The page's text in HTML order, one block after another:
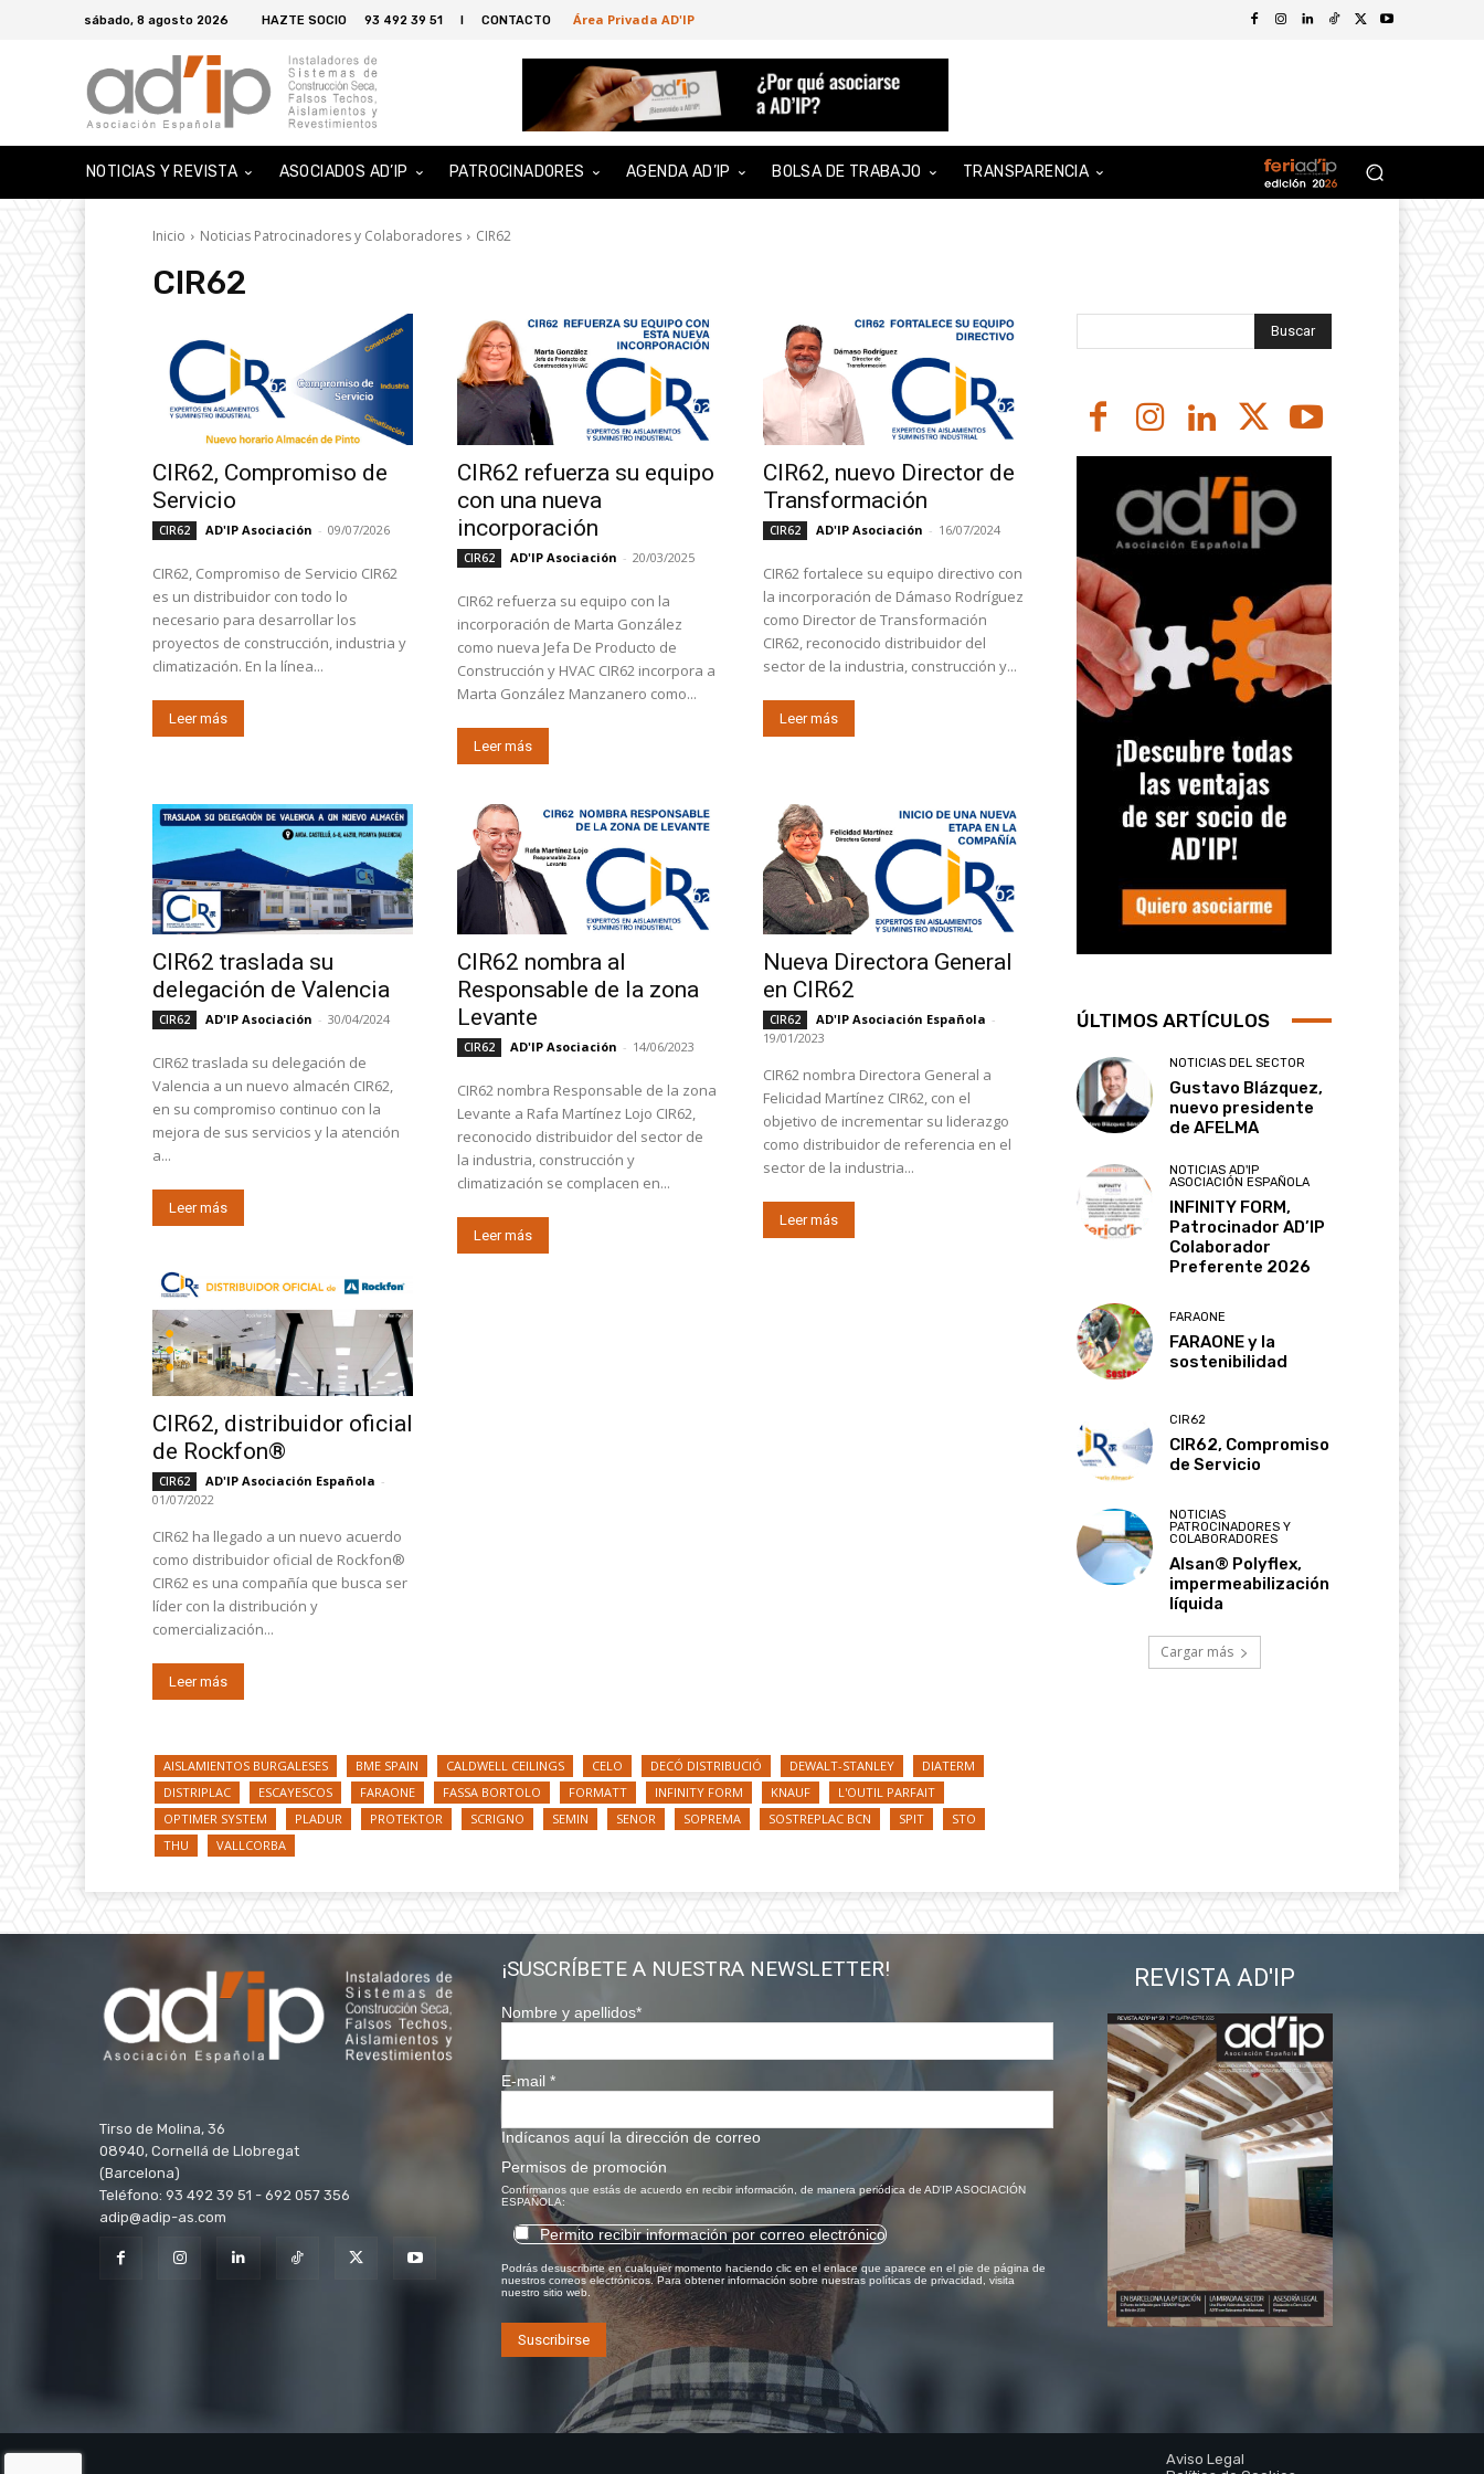
sábado, 8 agosto 2026 HAZTE SOCIO 93 492 39 51 I CONTACTO Área Privada AD'IP
NOTICIAS Y REVISTA ASOCIADOS AD’IP PATROCINADORES AGENDA AD’IP BOLSA DE TRABAJO TRANSPARENCIA
Inicio Noticias Patrocinadores y Colaboradores CIR62
CIR62
CIR62, Compromiso de
Servicio
CIR62 AD'IP Asociación - 09/07/2026
CIR62, Compromiso de Servicio CIR62
es un distribuidor con todo lo
necesario para desarrollar los
proyectos de construcción, industria y
climatización. En la línea...
Leer más
CIR62 refuerza su equipo
con una nueva
incorporación
CIR62 AD'IP Asociación - 20/03/2025
CIR62 refuerza su equipo con la
incorporación de Marta González
como nueva Jefa De Producto de
Construcción y HVAC CIR62 incorpora a
Marta González Manzanero como...
Leer más
CIR62, nuevo Director de
Transformación
CIR62 AD'IP Asociación - 16/07/2024
CIR62 fortalece su equipo directivo con
la incorporación de Dámaso Rodríguez
como Director de Transformación
CIR62, reconocido distribuidor del
sector de la industria, construcción y...
Leer más
CIR62 traslada su
delegación de Valencia
CIR62 AD'IP Asociación - 30/04/2024
CIR62 traslada su delegación de
Valencia a un nuevo almacén CIR62,
en su compromiso continuo con la
mejora de sus servicios y la atención
a...
Leer más
CIR62 nombra al
Responsable de la zona
Levante
CIR62 AD'IP Asociación - 14/06/2023
CIR62 nombra Responsable de la zona
Levante a Rafa Martínez Lojo CIR62,
reconocido distribuidor del sector de
la industria, construcción y
climatización se complacen en...
Leer más
Nueva Directora General
en CIR62
CIR62 AD'IP Asociación Española -
19/01/2023
CIR62 nombra Directora General a
Felicidad Martínez CIR62, con el
objetivo de incrementar su liderazgo
como distribuidor de referencia en el
sector de la industria...
Leer más
CIR62, distribuidor oficial
de Rockfon®
CIR62 AD'IP Asociación Española -
01/07/2022
CIR62 ha llegado a un nuevo acuerdo
como distribuidor oficial de Rockfon®
CIR62 es una compañía que busca ser
líder con la distribución y
comercialización...
Leer más
AISLAMIENTOS BURGALESES BME SPAIN CALDWELL CEILINGS CELO DECÓ DISTRIBUCIÓ DEWALT-STANLEY
DIATERM
DISTRIPLAC
ESCAYESCOS FARAONE FASSA BORTOLO FORMATT INFINITY FORM KNAUF
L'OUTIL PARFAIT
OPTIMER SYSTEM
PLADUR PROTEKTOR SCRIGNO SEMIN SENOR SOPREMA SOSTREPLAC BCN SPIT
STO
THU
VALLCORBA
Buscar
ÚLTIMOS ARTÍCULOS
NOTICIAS DEL SECTOR
Gustavo Blázquez,
nuevo presidente
de AFELMA
NOTICIAS AD'IP
ASOCIACIÓN ESPAÑOLA
INFINITY FORM,
Patrocinador AD’IP
Colaborador
Preferente 2026
FARAONE
FARAONE y la
sostenibilidad
CIR62
CIR62, Compromiso
de Servicio
NOTICIAS
PATROCINADORES Y
COLABORADORES
Alsan® Polyflex,
impermeabilización
líquida
Cargar más
Tirso de Molina, 36
08940, Cornellá de Llobregat
(Barcelona)
Teléfono: 93 492 39 51 - 692 057 356
adip@adip-as.com
¡SUSCRÍBETE A NUESTRA NEWSLETTER!
Nombre y apellidos*
E-mail*
Indícanos aquí la dirección de correo
Permisos de promoción
Confírmanos que estás de acuerdo en recibir información, de manera periódica de AD'IP ASOCIACIÓN
ESPAÑOLA:
Permito recibir información por correo electrónico
Podrás desuscribirte en cualquier momento haciendo clic en el enlace que aparece en el pie de página de
nuestros correos electrónicos. Para obtener información sobre nuestras políticas de privacidad, visita
nuestro sitio web.
REVISTA AD'IP
Aviso Legal